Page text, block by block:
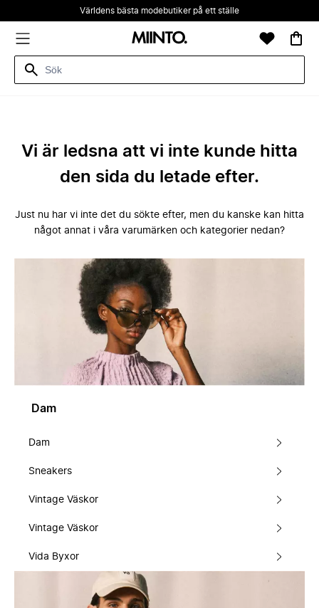
Världens bästa modebutiker på ett ställe
Vi är ledsna att vi inte kunde hitta
den sida du letade efter.
Just nu har vi inte det du sökte efter, men du kanske kan hitta
något annat i våra varumärken och kategorier nedan?
Dam
Dam
Sneakers
Vintage Väskor
Vintage Väskor
Vida Byxor